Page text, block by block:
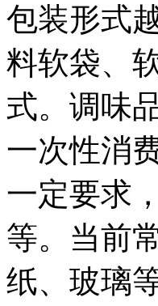
包装形式
料软袋、
式。调味
一次性消
一定要求
等。当前
纸、玻璃